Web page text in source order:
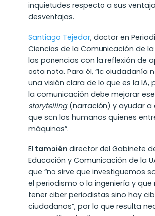
inquietudes respecto a sus
desventajas.
Santiago Tejedor, doctor en
Ciencias de la Comunicación de la
las ponencias con la reflexión de
esta nota. Para él, “la ciudadanía
una visión clara de lo que es la IA,
la comunicación debe mejorar ese
storytelling(narración) y ayudar a
que son los humanos quienes
máquinas”.
El también director del Gabinete
Educación y Comunicación de la
que “no sirve que investiguemos
el periodismo o la ingeniería y que
tener ciber periodistas sino hay
ciudadanos”, por lo que resulta